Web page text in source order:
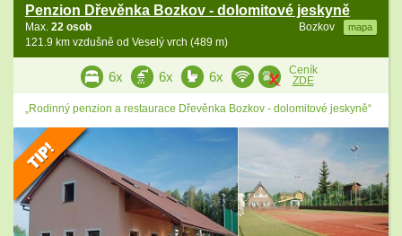
Penzion Dřevěnka Bozkov - dolomitové jeskyně
Bozkov mapa
Max. 22 osob
121.9 km vzdušně od Veselý vrch (489 m)
6x 6x 6x
Ceník
ZDE
„Rodinný penzion a restaurace Dřevěnka Bozkov - dolomitové jeskyně“